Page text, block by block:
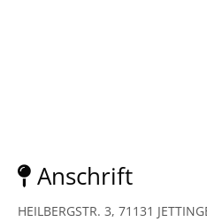
Anschrift
HEILBERGSTR. 3, 71131